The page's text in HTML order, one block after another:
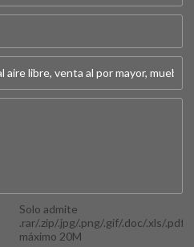
Solo admite
.rar/.zip/.jpg/.png/.gif/.doc/.xls/.pdf,
máximo 20M